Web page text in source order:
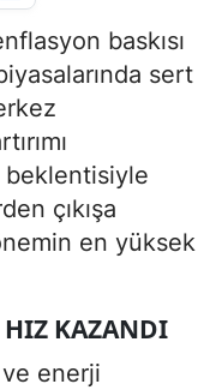
baskısı
sert
çıkışa
en yüksek
HIZ KAZANDI
enerji